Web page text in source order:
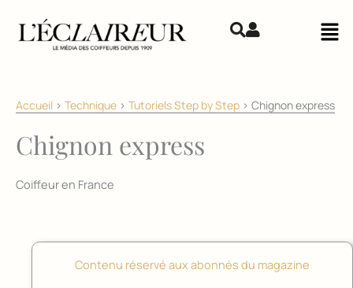
Accueil > Technique > Tutoriels Step by Step > Chignon express
Chignon express
Coiffeur en France
Contenu réservé aux abonnés du magazine